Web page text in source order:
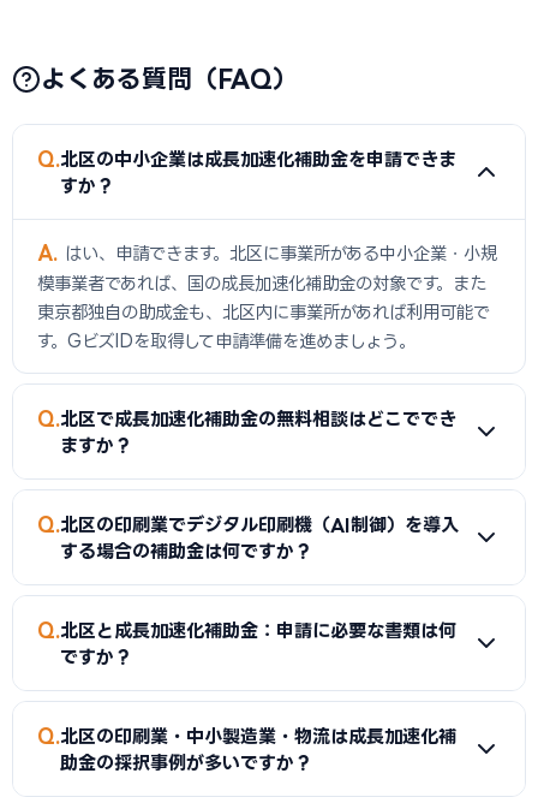
よくある質問（FAQ）
Q 北区の中小企業は成長加速化補助金を申請できま
すか？
A
はい、申請できます。北区に事業所がある中小企業・小規
模事業者であれば、国の成長加速化補助金の対象です。また
東京都独自の助成金も、北区内に事業所があれば利用可能で
す。GビズIDを取得して申請準備を進めましょう。
Q 北区で成長加速化補助金の無料相談はどこででき
ますか？
A
東京都中小企業振興公社（千代田区）、東京商工会議
所、よろず支援拠点（東京）、北区産業振興課などで無料相
る専門家を無料でご紹介しています。
Q 北区の印刷業でデジタル印刷機（AI制御）を導入
する場合の補助金は何ですか？
A
デジタル印刷機の導入にはものづくり補助金（省力化・
DX枠）が適しています。補助率2/3・上限1,500万円です。
ります。北区の印刷業は認定支援機関（商工会議所系）のサ
ポートが充実しています。
Q 北区と成長加速化補助金：申請に必要な書類は何
ですか？
A
主な必要書類は、GビズID（必須）、直近2期分の決算書
（法人）または確定申告書（個人事業主）、見積書、事業計
Q 北区の印刷業・中小製造業・物流は成長加速化補
助金の採択事例が多いですか？